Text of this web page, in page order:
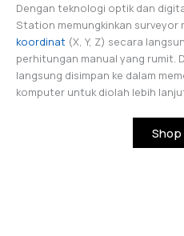
Dengan teknologi optik dan
Station memungkinkan surveyor
koordinat (X, Y, Z) secara
perhitungan manual yang rumit.
langsung disimpan ke dalam
komputer untuk diolah lebih
Shop